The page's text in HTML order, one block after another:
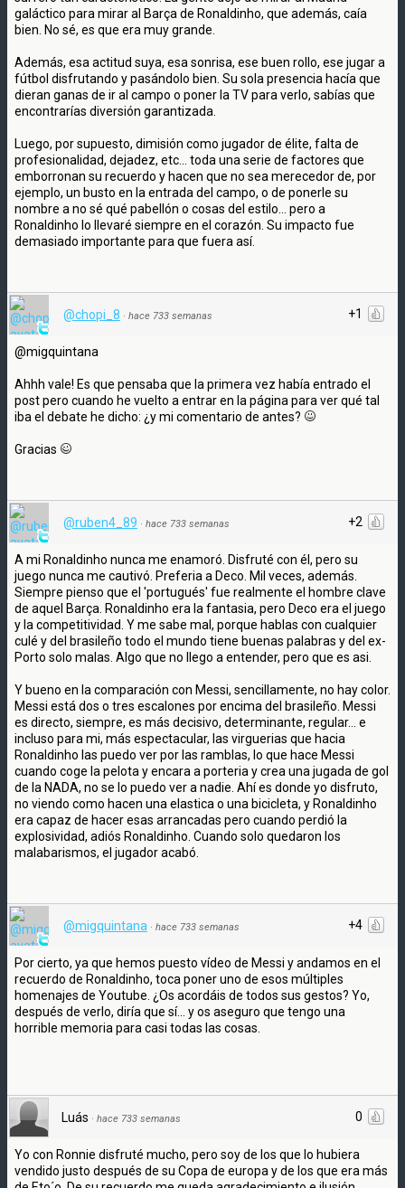
galáctico para mirar al Barça de Ronaldinho, que además, caía
bien. No sé, es que era muy grande.
Además, esa actitud suya, esa sonrisa, ese buen rollo, ese jugar a
fútbol disfrutando y pasándolo bien. Su sola presencia hacía que
dieran ganas de ir al campo o poner la TV para verlo, sabías que
encontrarías diversión garantizada.
Luego, por supuesto, dimisión como jugador de élite, falta de
profesionalidad, dejadez, etc... toda una serie de factores que
emborronan su recuerdo y hacen que no sea merecedor de, por
ejemplo, un busto en la entrada del campo, o de ponerle su
nombre a no sé qué pabellón o cosas del estilo... pero a
Ronaldinho lo llevaré siempre en el corazón. Su impacto fue
demasiado importante para que fuera así.
+1
@chopi_8 · hace 733 semanas
@migquintana
Ahhh vale! Es que pensaba que la primera vez había entrado el
post pero cuando he vuelto a entrar en la página para ver qué tal
iba el debate he dicho: ¿y mi comentario de antes?
Gracias
+2
@ruben4_89 · hace 733 semanas
A mi Ronaldinho nunca me enamoró. Disfruté con él, pero su
juego nunca me cautivó. Preferia a Deco. Mil veces, además.
Siempre pienso que el 'portugués' fue realmente el hombre clave
de aquel Barça. Ronaldinho era la fantasia, pero Deco era el juego
y la competitividad. Y me sabe mal, porque hablas con cualquier
culé y del brasileño todo el mundo tiene buenas palabras y del ex-
Porto solo malas. Algo que no llego a entender, pero que es asi.
Y bueno en la comparación con Messi, sencillamente, no hay color.
Messi está dos o tres escalones por encima del brasileño. Messi
es directo, siempre, es más decisivo, determinante, regular... e
incluso para mi, más espectacular, las virguerias que hacia
Ronaldinho las puedo ver por las ramblas, lo que hace Messi
cuando coge la pelota y encara a porteria y crea una jugada de gol
de la NADA, no se lo puedo ver a nadie. Ahí es donde yo disfruto,
no viendo como hacen una elastica o una bicicleta, y Ronaldinho
era capaz de hacer esas arrancadas pero cuando perdió la
explosividad, adiós Ronaldinho. Cuando solo quedaron los
malabarismos, el jugador acabó.
+4
@migquintana · hace 733 semanas
Por cierto, ya que hemos puesto vídeo de Messi y andamos en el
recuerdo de Ronaldinho, toca poner uno de esos múltiples
homenajes de Youtube. ¿Os acordáis de todos sus gestos? Yo,
después de verlo, diría que sí... y os aseguro que tengo una
horrible memoria para casi todas las cosas.
0
Luás · hace 733 semanas
Yo con Ronnie disfruté mucho, pero soy de los que lo hubiera
vendido justo después de su Copa de europa y de los que era más